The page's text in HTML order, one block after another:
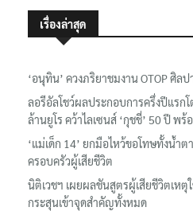
เรื่องล่าสุด
‘อนุทิน’ ควงภริยาชมงาน OTOP ศิล
ลอรีอัลโชว์ผลประกอบการครึ่งปีแรก
ล้านยูโร คว้าไลเซนส์ ‘กุชชี่’ 50 ปี พ
‘แม่เด็ก 14’ ยกมือไหว้ขอโทษทั้งน้ำต
ครอบครัวผู้เสียชีวิต
นิติเวชฯ เผยผลชันสูตรผู้เสียชีวิตเหตุ
กระสุนเข้าจุดสำคัญทั้งหมด